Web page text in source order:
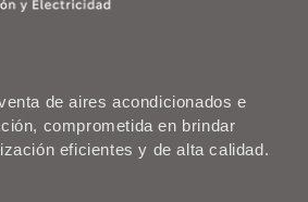
de aires acondicionados e
comprometida en brindar
eficientes y de alta calidad.